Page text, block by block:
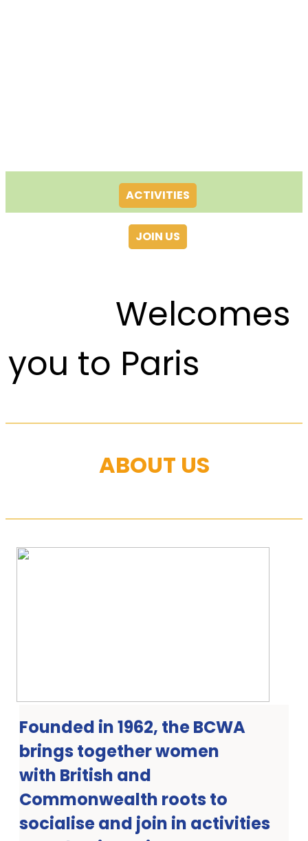
ACTIVITIES
JOIN US
Welcomes
you to Paris
ABOUT US
Founded in 1962, the BCWA
brings together women
with British and
Commonwealth roots to
socialise and join in activities